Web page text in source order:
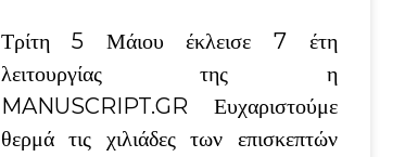
Τρίτη 5 Μάιου έκλεισε 7 έτη
λειτουργίας της η
MANUSCRIPT.GR Ευχαριστούμε
θερμά τις χιλιάδες των επισκεπτών